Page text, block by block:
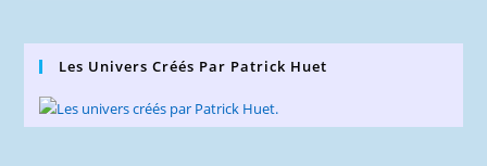
Les Univers Créés Par Patrick Huet